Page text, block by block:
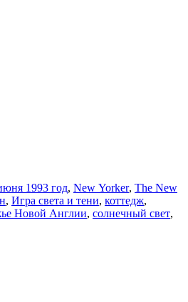
1993 год, New Yorker, The New
, Игра света и тени, коттедж,
Новой Англии, солнечный свет,